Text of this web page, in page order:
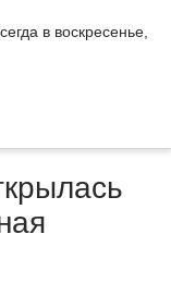
в воскресенье,